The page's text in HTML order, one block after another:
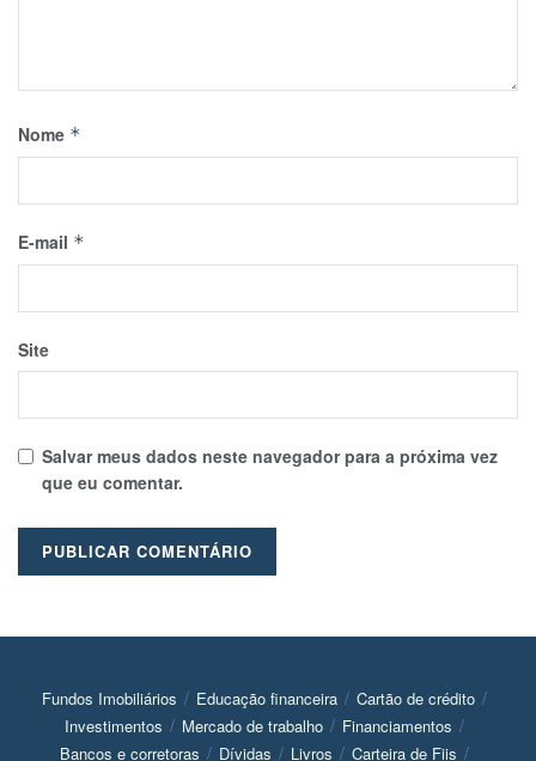
Nome *
E-mail *
Site
Salvar meus dados neste navegador para a próxima vez
que eu comentar.
Fundos Imobiliários Educação financeira
Cartão de crédito
Investimentos
Mercado de trabalho
Financiamentos
Bancos e corretoras
Dívidas Livros Carteira de Fiis